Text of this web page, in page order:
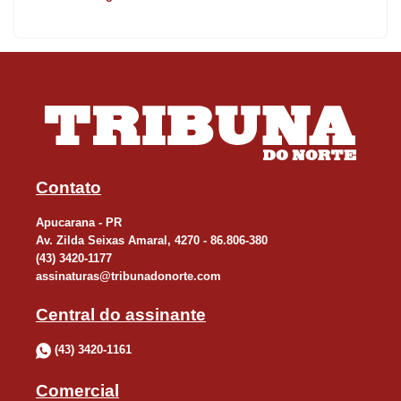
histórico do local é motivo de preocupação antiga para as
o espaço já foi palco de recuperação de objetos furtados e até de
um assassinato, quando a vítima teria sido morta no local e
levada em um carrinho de mão para um terreno abandonado. Há
registros, segundo a GCM, de prostituição e perturbação do
O proprietário do prédio acompanhou a operação e disse que
adotou medidas para evitar novas invasões, incluindo o corte do
fornecimento de água e energia elétrica, além da soldagem de
Para garantir a integridade do proprietário durante o fechamento
Contato
Apucarana - PR
Av. Zilda Seixas Amaral, 4270 - 86.806-380
(43) 3420-1177
assinaturas@tribunadonorte.com
Central do assinante
(43) 3420-1161
Comercial